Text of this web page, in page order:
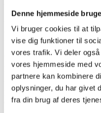
Denne hjemmeside
Vi bruger cookies til at
vise dig funktioner til
vores trafik. Vi deler
vores hjemmeside med
partnere kan kombinere
oplysninger, du har givet
fra din brug af deres
Vi bruger hver dag/uge tid og
udpakning, organisering i
udløbsdatoer og lotnumre.
Vi ønsker hjælp til en
personafhængigt, om der
Vi har i dag mange
LabLog til lagebeholdning –
oplever vi tit at vare ikke